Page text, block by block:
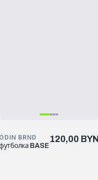
ÓDIN BRND
BASE
120,00 BYN